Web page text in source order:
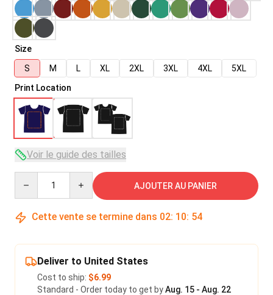
Size
S
M L XL 2XL 3XL 4XL
5XL
Print Location
Voir le guide des tailles
AJOUTER AU PANIER
Cette vente se termine dans 02: 10: 54
Deliver to United States
Cost to ship: $6.99
Standard - Order today to get byAug. 15 - Aug. 22